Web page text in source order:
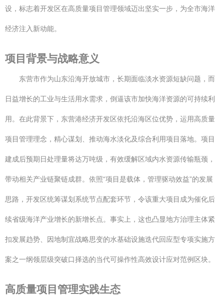
设，标志着开发区在高质量项目管理领域迈出坚实一步，为全市海洋
经济注入新动能。
项目背景与战略意义
东营市作为山东沿海开放城市，长期面临淡水资源短缺问题，而
日益增长的工业与生活用水需求，倒逼该市加快海洋资源的可持续利
用。在此背景下，东营港经济开发区依托沿海区位优势，运用高质量
项目管理理念，精心谋划、推动海水淡化及综合利用项目落地。项目
建成后预期日处理量将达万吨级，有效缓解区域内水资源传输瓶颈，
带动相关产业链聚链成群。依照“项目是载体，管理驱动效益”的发展
思路，开发区统筹谋划系统节点配套环节，令该重大项目成为催化后
续省级海洋产业增长的新增长点。事实上，这也凸显地方治理主体紧
扣发展趋势、因地制宜战略思变的水基础设施迭代回应型专项实施方
案之一纲领层级突破口择选的当代可操作性高效设计应对范例区块。
高质量项目管理实践生态